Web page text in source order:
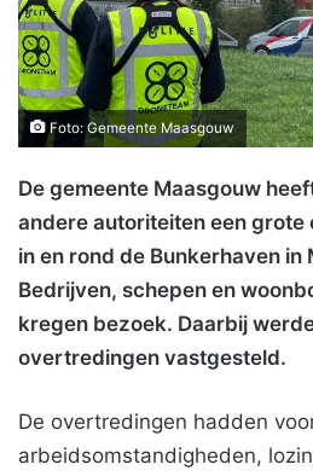
Foto: Gemeente Maasgouw
De gemeente Maasgouw
andere autoriteiten een
in en rond de Bunkerhaven in
Bedrijven, schepen en
kregen bezoek. Daarbij
overtredingen vastgesteld.
De overtredingen hadden
arbeidsomstandigheden,